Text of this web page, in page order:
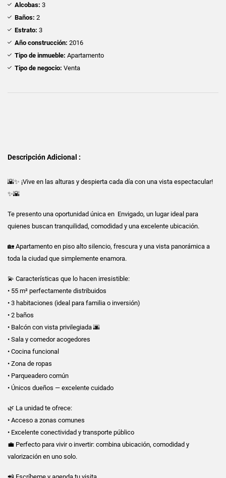
Alcobas: 3
Baños: 2
Estrato: 3
Año construcción: 2016
Tipo de inmueble: Apartamento
Tipo de negocio: Venta
Descripción Adicional :
🌇✨ ¡Vive en las alturas y despierta cada día con una vista espectacular!
✨🌇
Te presento una oportunidad única en Envigado, un lugar ideal para
quienes buscan tranquilidad, comodidad y una excelente ubicación.
🏡 Apartamento en piso alto silencio, frescura y una vista panorámica a
toda la ciudad que simplemente enamora.
💫 Características que lo hacen irresistible:
• 55 m² perfectamente distribuidos
• 3 habitaciones (ideal para familia o inversión)
• 2 baños
• Balcón con vista privilegiada 🌆
• Sala y comedor acogedores
• Cocina funcional
• Zona de ropas
• Parqueadero común
• Únicos dueños — excelente cuidado
🌿 La unidad te ofrece:
• Acceso a zonas comunes
• Excelente conectividad y transporte público
💼 Perfecto para vivir o invertir: combina ubicación, comodidad y
valorización en uno solo.